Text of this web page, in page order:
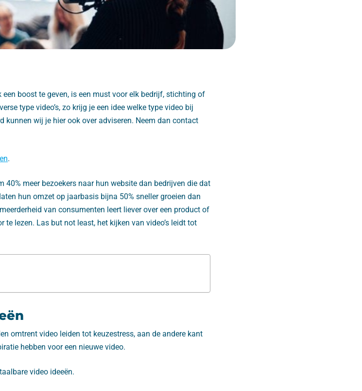
boost te geven, is een must voor elk bedrijf, stichting of
type video’s, zo krijg je een idee welke type video bij
kunnen wij je hier ook over adviseren. Neem dan contact
.
40% meer bezoekers naar hun website dan bedrijven die dat
hun omzet op jaarbasis bijna 50% sneller groeien dan
van consumenten leert liever over een product of
te lezen. Las but not least, het kijken van video’s leidt tot
omtrent video leiden tot keuzestress, aan de andere kant
hebben voor een nieuwe video.
video ideeën.